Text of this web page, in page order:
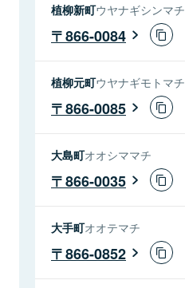
植柳新町ウヤナギシンマチ
866-0084
植柳元町ウヤナギモトマチ
866-0085
大島町オオシママチ
866-0035
大手町オオテマチ
866-0852